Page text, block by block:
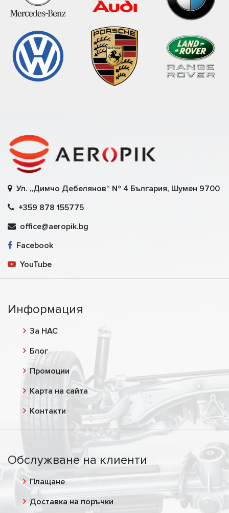
Ул. „Димчо Дебелянов“ № 4 България, Шумен 9700
+359 878 155775
office@aeropik.bg
Facebook
YouTube
Информация
За НАС
Блог
Промоции
Карта на сайта
Контакти
Обслужване на клиенти
Плащане
Доставка на поръчки